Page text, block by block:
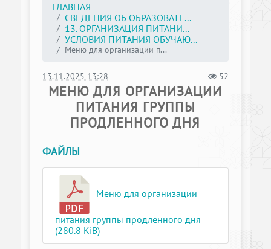
ГЛАВНАЯ
СВЕДЕНИЯ ОБ ОБРАЗОВАТЕ...
13. ОРГАНИЗАЦИЯ ПИТАНИ...
УСЛОВИЯ ПИТАНИЯ ОБУЧАЮ...
Меню для организации п...
13.11.2025 13:28 52
МЕНЮ ДЛЯ ОРГАНИЗАЦИИ
ПИТАНИЯ ГРУППЫ
ПРОДЛЕННОГО ДНЯ
ФАЙЛЫ
Меню для организации
питания группы продленного дня
(280.8 KiB)